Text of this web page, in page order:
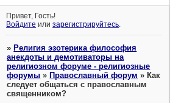
Привет, Гость!
Войдите илизарегистрируйтесь.
»Религия эзотерика философия
анекдоты и демотиваторы на
религиозном форуме - религиозные
форумы »Православный форум »Как
следует общаться с православным
священником?